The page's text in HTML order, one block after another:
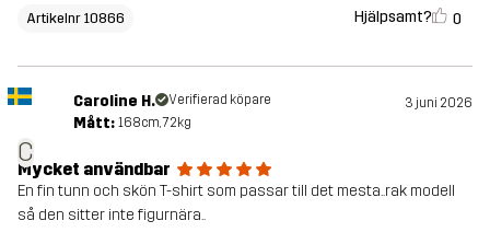
Artikelnr 10866 Hjälpsamt? 0
C
Caroline H. Verifierad köpare 3 juni 2026
Mått: 168cm, 72kg
Mycket användbar
En fin tunn och skön T-shirt som passar till det mesta..rak modell
så den sitter inte figurnära..